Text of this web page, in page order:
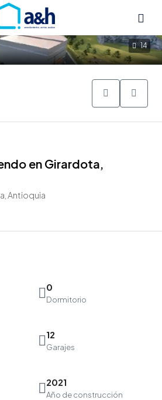
14
en Girardota,
Antioquia
0
Dormitorio
12
Garajes
2021
Año de construcción